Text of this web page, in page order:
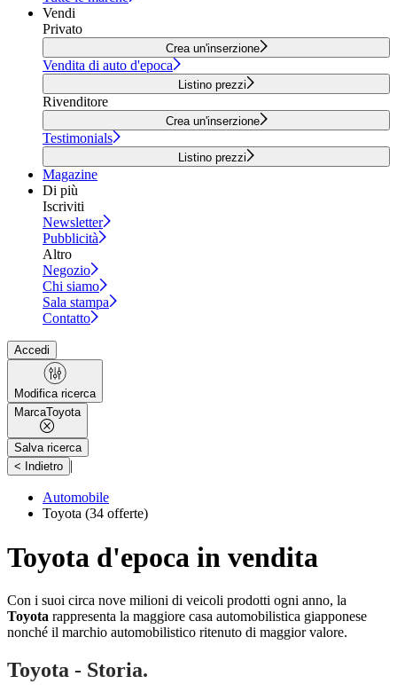
Vendi
Privato
Crea un'inserzione
Vendita di auto d'epoca
Listino prezzi
Rivenditore
Crea un'inserzione
Testimonials
Listino prezzi
Magazine
Di più
Iscriviti
Newsletter
Pubblicità
Altro
Negozio
Chi siamo
Sala stampa
Contatto
Accedi
Modifica ricerca
MarcaToyota
Salva ricerca
< Indietro |
Automobile
Toyota (34 offerte)
Toyota d'epoca in vendita
Con i suoi circa nove milioni di veicoli prodotti ogni anno, la
Toyota rappresenta la maggiore casa automobilistica giapponese
nonché il marchio automobilistico ritenuto di maggior valore.
Toyota - Storia.